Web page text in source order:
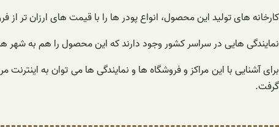
کارخانه های تولید این محصول، انواع پودر ها را با قیمت های ارزان تر
نمایندگی هایی در سراسر کشور وجود دارند که این محصول را هم به
برای آشنایی با این مراکز و فروشگاه ها و نمایندگی ها می توان به
گرفت.